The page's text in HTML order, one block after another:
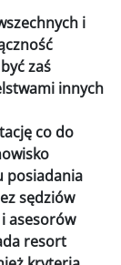
i
zaś
innych
co do
posiadania
sędziów
asesorów
resort